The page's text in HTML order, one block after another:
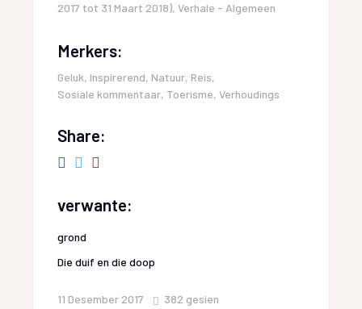
2017 tot 31 Maart 2018),Verhale - Algemeen
Merkers:
Geluk, Inspirerend, Natuur, Reis,
Sosiale kommentaar, Toerisme,Verhoudings
Share:
verwante:
grond
Die duif en die doop
11 Desember 2017 382 gesien